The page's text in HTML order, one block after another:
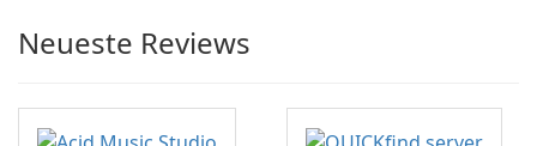
Neueste Reviews